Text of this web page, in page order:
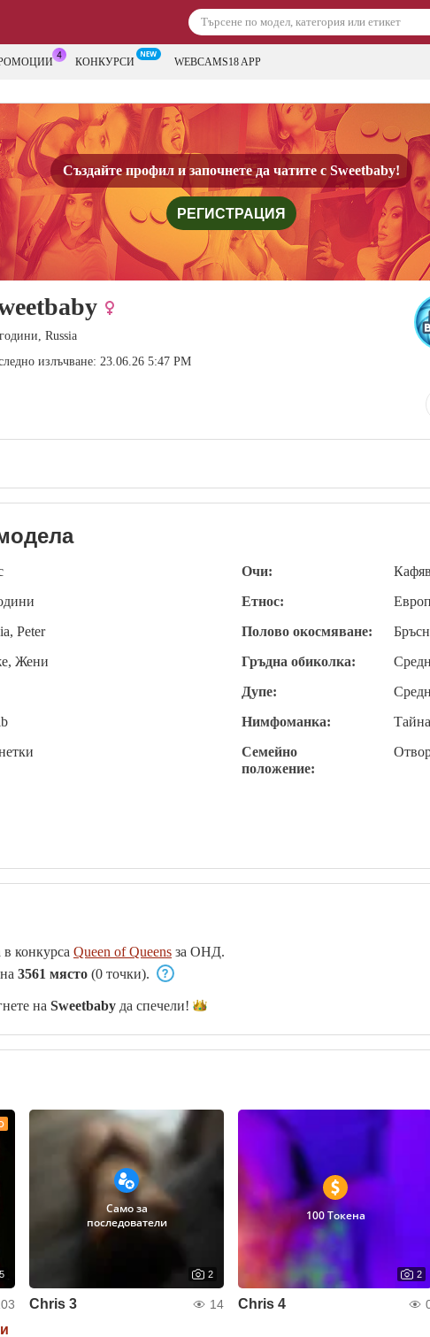
КОНКУРСИ WEBCAMS18 APP
Създайте профил и започнете да чатите с Sweetbaby!
РЕГИСТРАЦИЯ
Russia
излъчване: 23.06.26 5:47 PM
Peter
Жени
Очи:
Етнос:
Полово окосмяване:
Гръдна обиколка:
Дупе:
Нимфоманка:
Тайна
Семейно
положение:
в конкурса Queen of Queens за ОНД.
3561 място (0 точки).
на Sweetbaby да спечели!
5
Само за
последователи
2
Chris 3 14
100 Токена
2
Chris 4